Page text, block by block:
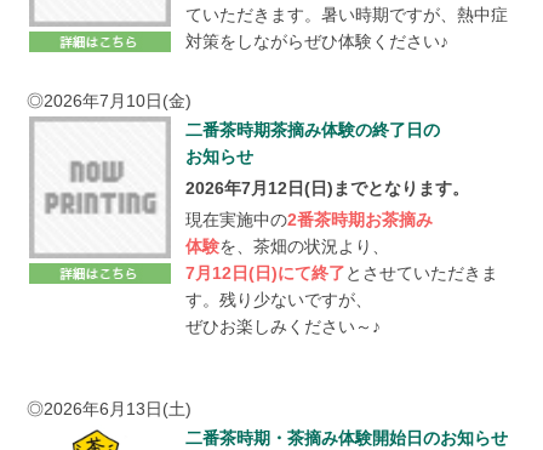
English
Factory tour Ippin-kan
Facility Information and Access
サイトマップ
ていただきます。暑い時期ですが、熱中症
対策をしながらぜひ体験ください♪
◎2026年7月10日(金)
二番茶時期茶摘み体験の終了日の
お知らせ
2026年7月12日(日)までとなります。
現在実施中の2番茶時期お茶摘み
体験を、茶畑の状況より、
7月12日(日)にて終了とさせていただきま
す。残り少ないですが、
ぜひお楽しみください～♪
◎2026年6月13日(土)
二番茶時期・茶摘み体験開始日のお知らせ